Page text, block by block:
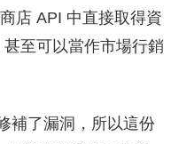
店 API 中直接取得資
至可以當作市場行銷
補了漏洞，所以這份